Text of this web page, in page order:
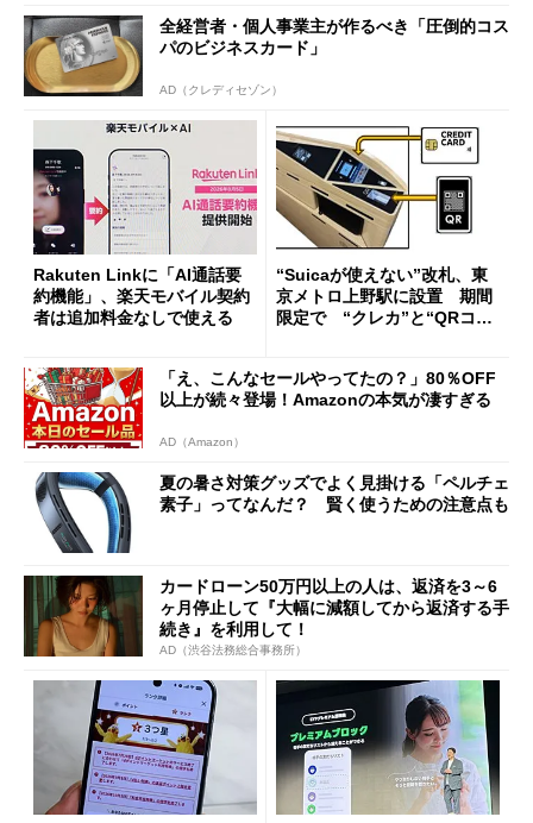
全経営者・個人事業主が作るべき「圧倒的コス
パのビジネスカード」
AD（クレディセゾン）
Rakuten Linkに「AI通話要
約機能」、楽天モバイル契約
者は追加料金なしで使える
“Suicaが使えない”改札、東
京メトロ上野駅に設置 期間
限定で “クレカ”と“QRコー
「え、こんなセールやってたの？」80％OFF
以上が続々登場！Amazonの本気が凄すぎる
AD（Amazon）
夏の暑さ対策グッズでよく見掛ける「ペルチェ
素子」ってなんだ？ 賢く使うための注意点も
カードローン50万円以上の人は、返済を3～6
ヶ月停止して『大幅に減額してから返済する手
続き』を利用して！
AD（渋谷法務総合事務所）